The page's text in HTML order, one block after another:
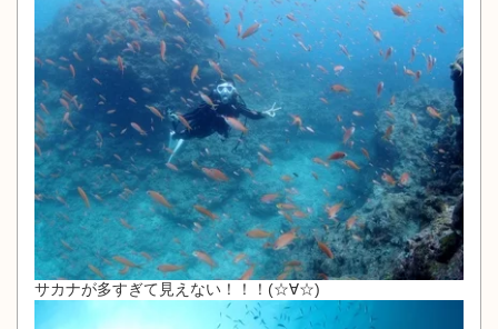
サカナが多すぎて見えない！！！(☆∀☆)